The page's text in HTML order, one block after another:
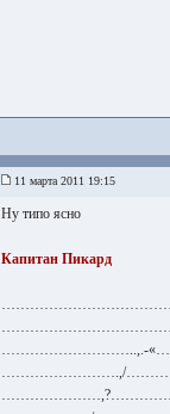
11 марта 2011 19:15
Ну типо ясно
Капитан Пикард
………………………..,.-
…………………….,/